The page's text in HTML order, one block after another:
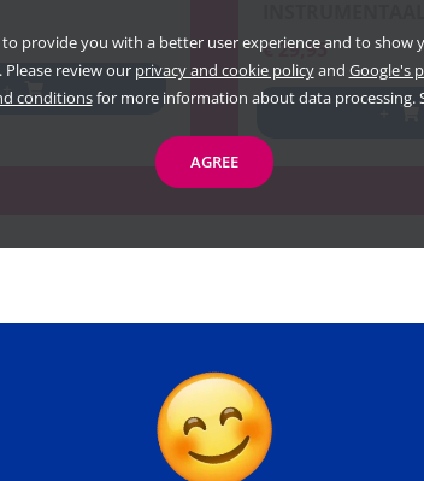
+
€29,95
to provide you with a better user experience and to show
review our privacy and cookie policyand Google's
conditionsfor more information about data processing.
AGREE